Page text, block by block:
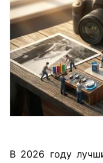
В 2026 году